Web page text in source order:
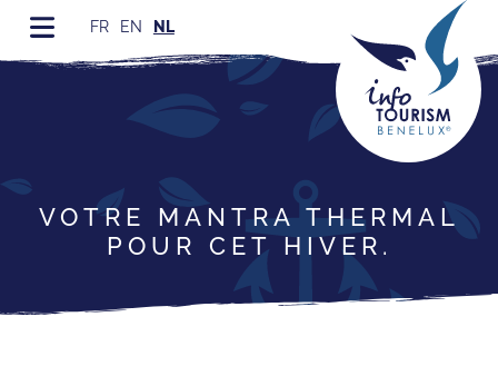
FR EN NL
VOTRE MANTRA THERMAL
POUR CET HIVER.